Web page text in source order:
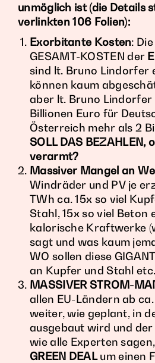
unmöglich ist(die Details
verlinkten 106 Folien):
Exorbitante Kosten:
GESAMT-KOSTEN der
sind lt. Bruno Lindorfer
können kaum
aber lt. Bruno Lindorfer
Billionen Euro für
Österreich mehr als 2
SOLL DAS BEZAHLEN,
verarmt?
Massiver Mangel an
Windräder und PV je
TWh ca. 15x so viel
Stahl, 15x so viel Beton
kalorische Kraftwerke
sagt und was kaum
WO sollen diese
an Kupfer und Stahl
MASSIVER STROM-
allen EU-Ländern ab
weiter, wie geplant, in
ausgebaut wird und
wie alle Experten
GREEN DEALum einen